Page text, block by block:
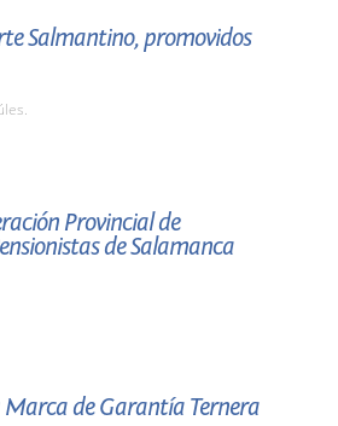
Salmantino, promovidos
Provincial de
de Salamanca
Marca de Garantía Ternera